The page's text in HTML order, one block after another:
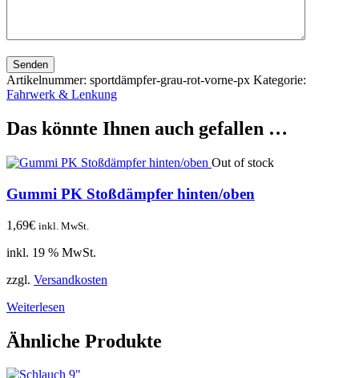
Senden
Artikelnummer: sportdämpfer-grau-rot-vorne-px Kategorie:
Fahrwerk & Lenkung
Das könnte Ihnen auch gefallen …
Out of stock
Gummi PK Stoßdämpfer hinten/oben
1,69€ inkl. MwSt.
inkl. 19 % MwSt.
zzgl. Versandkosten
Weiterlesen
Ähnliche Produkte